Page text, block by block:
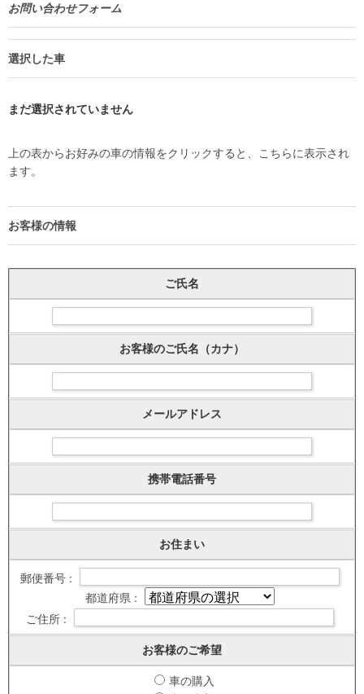
お問い合わせフォーム
選択した車
まだ選択されていません
上の表からお好みの車の情報をクリックすると、こちらに表示され
ます。
お客様の情報
ご氏名
お客様のご氏名（カナ）
メールアドレス
携帯電話番号
お住まい
郵便番号 :
都道府県 :
ご住所 :
お客様のご希望
車の購入